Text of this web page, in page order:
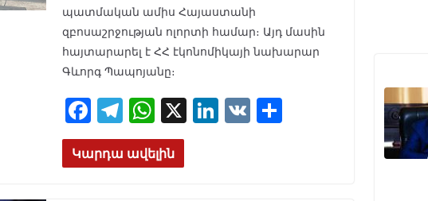
պատմական ամիս Հայաստանի
զբոսաշրջության ոլորտի համար։ Այդ մասին
հայտարարել է ՀՀ էկոնոմիկայի նախարար
Գևորգ Պապոյանը։
F
ac
e
T
el
e
W
h
at
X Li V S
Կարդա ավելին